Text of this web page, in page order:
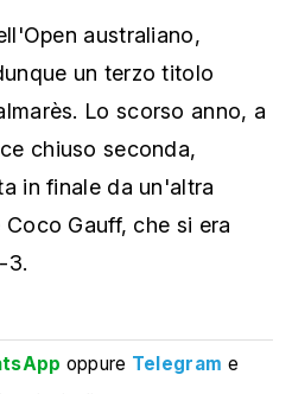
australiano,
un terzo titolo
Lo scorso anno, a
chiuso seconda,
in finale da un'altra
Gauff, che si era
3.
oppure Telegram e